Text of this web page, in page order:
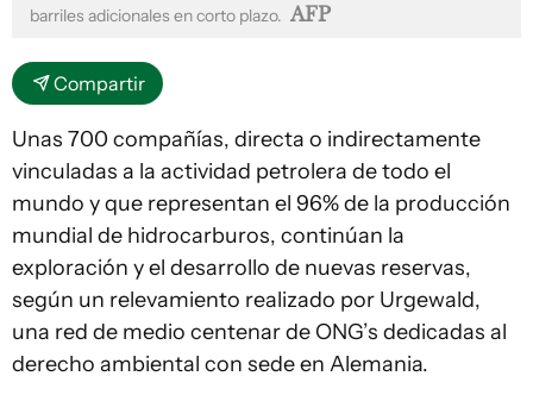
barriles adicionales en corto plazo. AFP
Compartir
Unas 700 compañías, directa o indirectamente
vinculadas a la actividad petrolera de todo el
mundo y que representan el 96% de la producción
mundial de hidrocarburos, continúan la
exploración y el desarrollo de nuevas reservas,
según un relevamiento realizado por Urgewald,
una red de medio centenar de ONG’s dedicadas al
derecho ambiental con sede en Alemania.